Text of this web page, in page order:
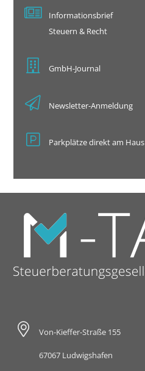
Informationsbrief
Steuern & Recht
GmbH-Journal
Newsletter-Anmeldung
Parkplätze direkt am Haus
Von-Kieffer-Straße 155
67067 Ludwigshafen